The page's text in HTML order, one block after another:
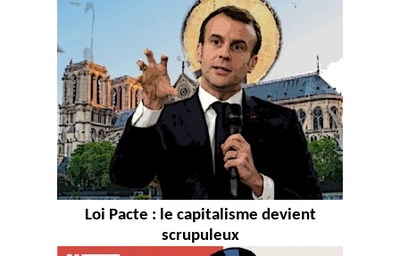
Loi Pacte : le capitalisme devient
scrupuleux